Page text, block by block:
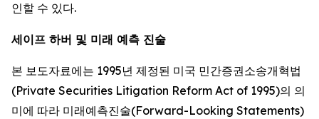
인할 수 있다.
세이프 하버 및 미래 예측 진술
본 보도자료에는 1995년 제정된 미국 민간증권소송개혁법
(Private Securities Litigation Reform Act of 1995)의 의
미에 따라 미래예측진술(Forward-Looking Statements)